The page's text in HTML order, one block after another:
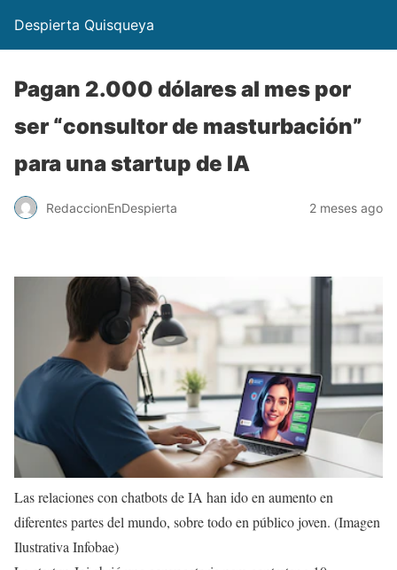
Despierta Quisqueya
Pagan 2.000 dólares al mes por
ser “consultor de masturbación”
para una startup de IA
RedaccionEnDespierta 2 meses ago
Las relaciones con chatbots de IA han ido en aumento en
diferentes partes del mundo, sobre todo en público joven. (Imagen
Ilustrativa Infobae)